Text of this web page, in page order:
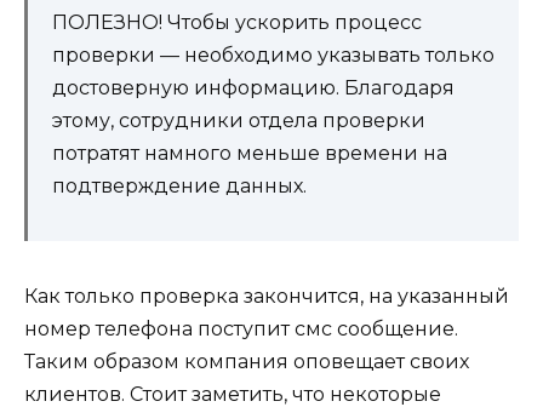
ПОЛЕЗНО! Чтобы ускорить процесс
проверки — необходимо указывать только
достоверную информацию. Благодаря
этому, сотрудники отдела проверки
потратят намного меньше времени на
подтверждение данных.
Как только проверка закончится, на указанный
номер телефона поступит смс сообщение.
Таким образом компания оповещает своих
клиентов. Стоит заметить, что некоторые